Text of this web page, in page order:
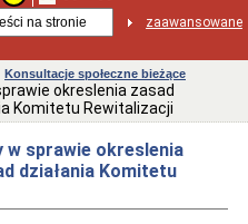
zaawansowane
Konsultacje społeczne bieżące
okreslenia zasad
Komitetu Rewitalizacji
w sprawie okreslenia
działania Komitetu